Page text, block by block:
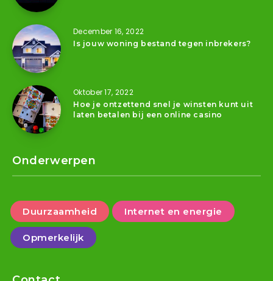
December 16, 2022
Is jouw woning bestand tegen inbrekers?
Oktober 17, 2022
Hoe je ontzettend snel je winsten kunt uit
laten betalen bij een online casino
Onderwerpen
Duurzaamheid Internet en energie
Opmerkelijk